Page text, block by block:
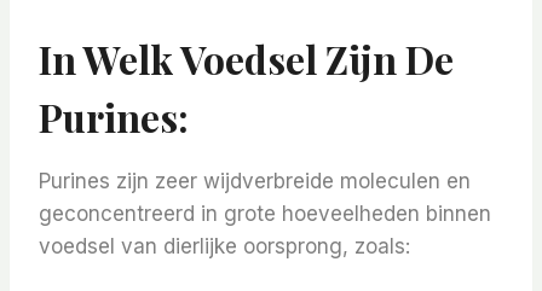
In Welk Voedsel Zijn De
Purines:
Purines zijn zeer wijdverbreide moleculen en
geconcentreerd in grote hoeveelheden binnen
voedsel van dierlijke oorsprong, zoals: